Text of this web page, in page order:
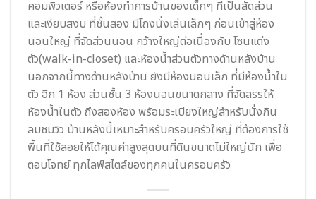
คอมพิวเตอร์ หรือห้องทำการบ้านของเด็กๆ ที่เป็นสัดส่วน
และเงียบสงบ ที่ชั้นสอง มีโถงนั่งเล่นเล็กๆ ก่อนเข้าสู่ห้อง
นอนใหญ่ ที่จัดส่วนนอน กว้างใหญ่ต่อเนื่องกับ โซนแต่ง
ตัว(walk-in-closet) และห้องน้ำส่วนตัวทางด้านหลังบ้าน
นอกจากนี้ทางด้านหลังบ้าน ยังมีห้องนอนเล็ก ที่มีห้องน้ำใน
ตัว อีก 1 ห้อง ส่วนชั้น 3 ห้องนอนขนาดกลาง ที่จัดสรรให้
ห้องน้ำในตัว ถึงสองห้อง พร้อมระเบียงใหญ่สำหรับนั่งกิน
ลมชมวิว บ้านหลังนี้เหมาะสำหรับครอบครัวใหญ่ ที่ต้องการใช้
พื้นที่ใช้สอยให้ได้คุณค่าสูงสุดบนที่ดินขนาดไม่ใหญ่นัก เพื่อ
ตอบโจทย์ ทุกไลฟ์สไตล์ของทุกคนในครอบครัว